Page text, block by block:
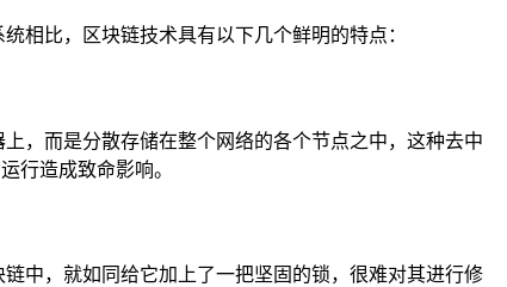
相比，区块链技术具有以下几个鲜明的特点：
，而是分散存储在整个网络的各个节点之中，这种去中
行造成致命影响。
中，就如同给它加上了一把坚固的锁，很难对其进行修